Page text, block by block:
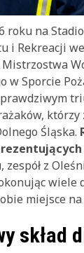
roku na
i Rekreacji
Mistrzostwa
w Sporcie
prawdziwym
którzy
Śląska.
, zespół z
wiele
miejsce
skład